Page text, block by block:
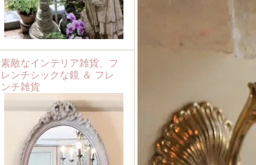
素敵なインテリア雑貨、フ
レンチシックな鏡 ＆ フレ
ンチ雑貨